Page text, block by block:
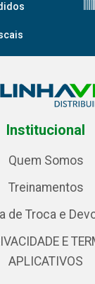
Institucional
Quem Somos
Treinamentos
de Troca e
E
APLICATIVOS